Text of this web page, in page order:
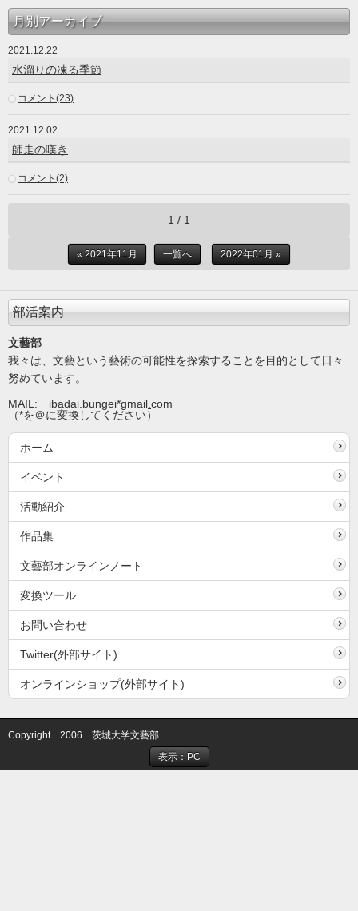
月別アーカイブ
2021.12.22
水溜りの凍る季節
コメント(23)
2021.12.02
師走の嘆き
コメント(2)
1 / 1
« 2021年11月 一覧へ 2022年01月 »
部活案内
文藝部
我々は、文藝という藝術の可能性を探索することを目的として日々
努めています。
MAIL: ibadai.bungei*gmail com
（*を＠に変換してください）
ホーム
イベント
活動紹介
作品集
文藝部オンラインノート
変換ツール
お問い合わせ
Twitter(外部サイト)
オンラインショップ(外部サイト)
Copyright 2006 茨城大学文藝部
表示：PC